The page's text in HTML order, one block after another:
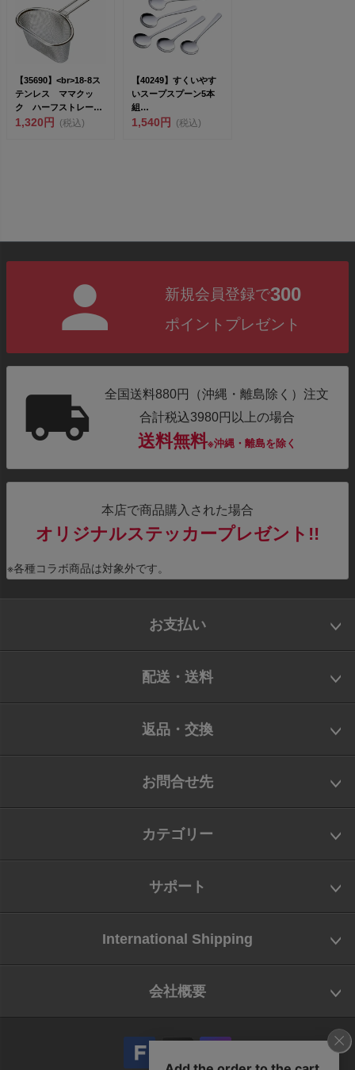
【35690】<br>18-8ス
テンレス ママクッ
ク ハーフストレーナ
ー...
1,320円 (税込)
【40249】すくいやす
いスープスプーン5本
組
<br>［TSUBAME］...
1,540円 (税込)
新規会員登録で300
ポイントプレゼント
全国送料880円（沖縄・離島除く）注文
合計税込3980円以上の場合
送料無料※沖縄・離島を除く
本店で商品購入された場合
オリジナルステッカープレゼント!!
※各種コラボ商品は対象外です。
お支払い
配送・送料
返品・交換
お問合せ先
カテゴリー
サポート
International Shipping
会社概要